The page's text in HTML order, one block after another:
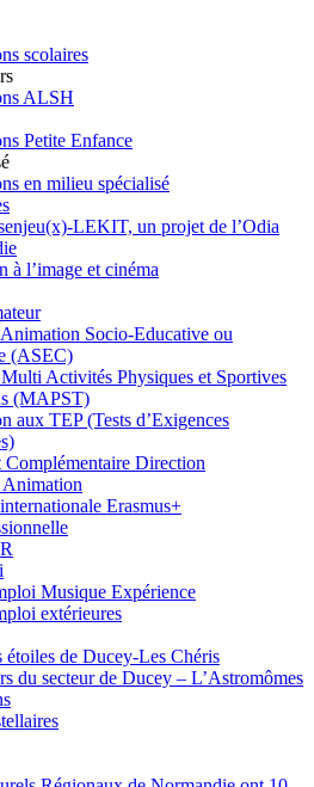
scolaires
ALSH
Petite Enfance
en milieu spécialisé
LEKIT, un projet de l’Odia
à l’image et cinéma
Socio-Educative ou
(ASEC)
Activités Physiques et Sportives
(MAPST)
aux TEP (Tests d’Exigences
Complémentaire Direction
Erasmus+
Musique Expérience
extérieures
étoiles de Ducey-Les Chéris
du secteur de Ducey – L’Astromômes